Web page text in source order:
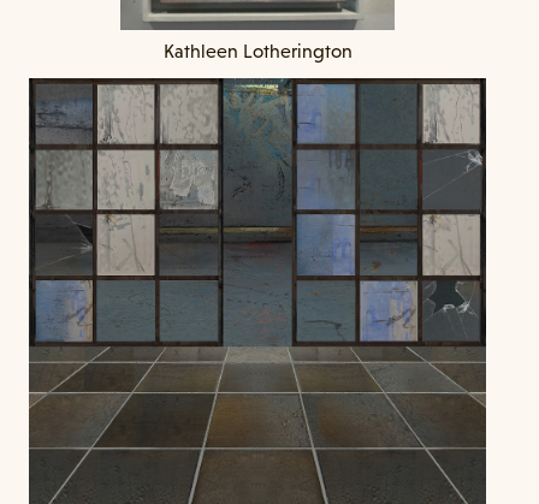
Kathleen Lotherington